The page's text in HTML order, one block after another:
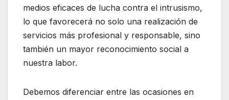
medios eficaces de lucha contra el intrusismo,
lo que favorecerá no solo una realización de
servicios más profesional y responsable, sino
también un mayor reconocimiento social a
nuestra labor.
Debemos diferenciar entre las ocasiones en